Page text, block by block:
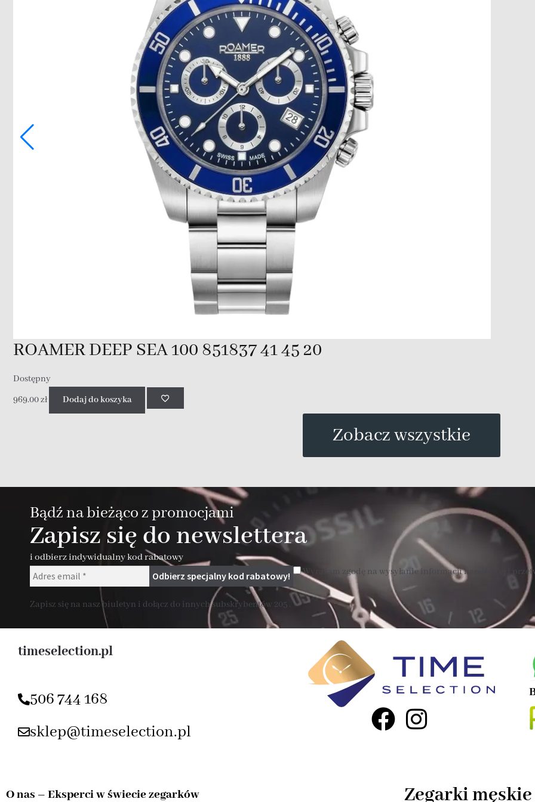
ROAMER DEEP SEA 100 851837 41 45 20
Dostępny
969.00zł Dodaj do koszyka
Zobacz wszystkie
Bądź na bieżąco z promocjami
Zapisz się do newslettera
i odbierz indywidualny kod rabatowy
Wyrażam zgodę na wysyłanie informacji handlowej i
Zapisz się na nasz biuletyn i dołącz do innych subskrybentów 205 .
timeselection.pl
506 744 168
sklep@timeselection.pl
O nas – Eksperci w świecie zegarków Zegarki męskie